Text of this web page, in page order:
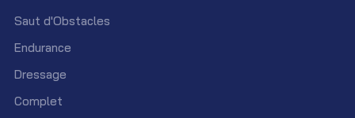
Saut d'Obstacles
Endurance
Dressage
Complet